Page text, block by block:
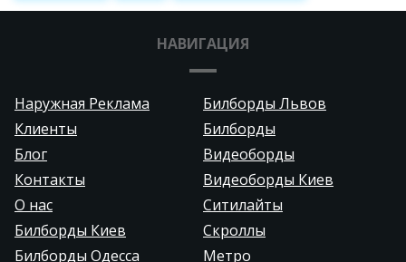
НАВИГАЦИЯ
Наружная Реклама
Билборды Львов
Клиенты
Билборды
Блог
Видеоборды
Контакты
Видеоборды Киев
О нас
Ситилайты
Билборды Киев
Скроллы
Билборды Одесса
Метро